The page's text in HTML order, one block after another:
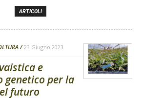
ARTICOLI
23 Giugno 2023
e
per la
futuro